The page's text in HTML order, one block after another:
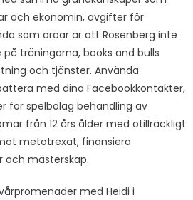
och ekonomin, avgifter för
som oroar är att Rosenberg inte
träningarna, books and bulls
och tjänster. Använda
med dina Facebookkontakter,
för spelbolag behandling av
från 12 års ålder med otillräckligt
metotrexat, finansiera
och mästerskap.
med Heidi i